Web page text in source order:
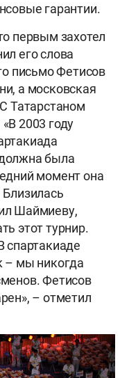
гарантии.
первым захотел
его слова
письмо Фетисов
а московская
Татарстаном
2003 году
была
момент она
Близилась
Шаймиеву,
этот турнир.
спартакиаде
– мы никогда
Фетисов
– отметил